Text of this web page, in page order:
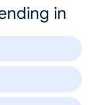
in